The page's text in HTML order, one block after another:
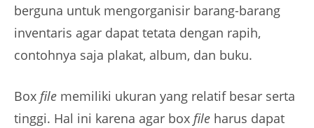
berguna untuk mengorganisir barang-barang
inventaris agar dapat tetata dengan rapih,
contohnya saja plakat, album, dan buku.
Box file memiliki ukuran yang relatif besar serta
tinggi. Hal ini karena agar box file harus dapat